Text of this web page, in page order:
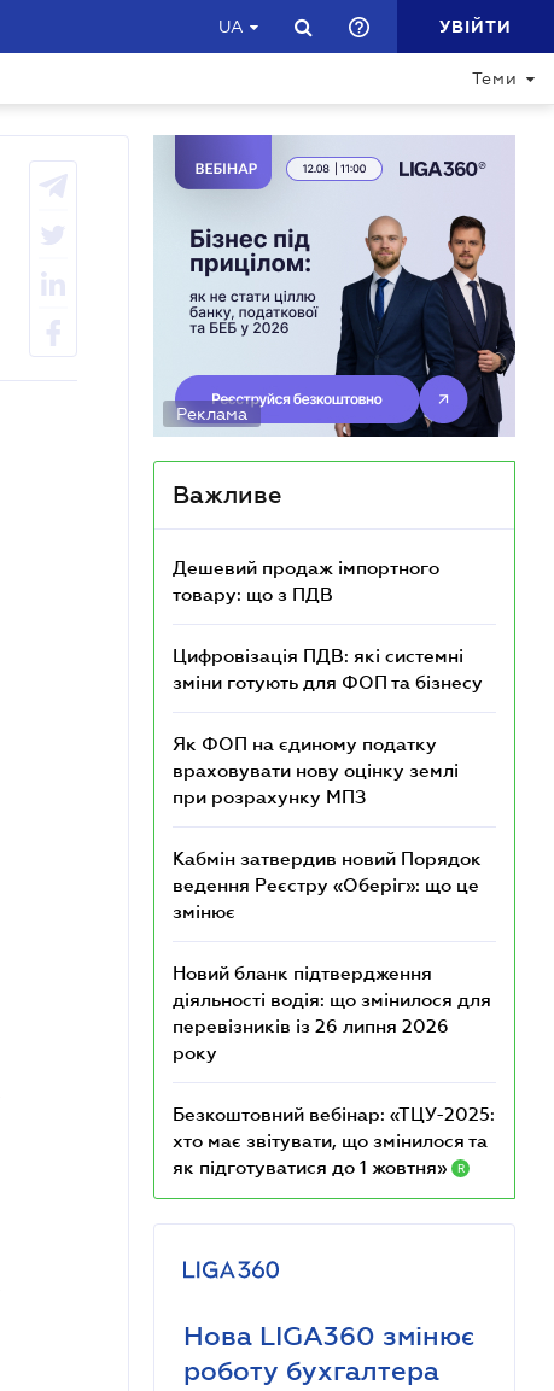
UA УВІЙТИ
Теми
Реклама
Важливе
Дешевий продаж імпортного
товару: що з ПДВ
Цифровізація ПДВ: які системні
зміни готують для ФОП та бізнесу
Як ФОП на єдиному податку
враховувати нову оцінку землі
при розрахунку МПЗ
Кабмін затвердив новий Порядок
ведення Реєстру «Оберіг»: що це
змінює
Новий бланк підтвердження
діяльності водія: що змінилося для
перевізників із 26 липня 2026
року
Безкоштовний вебінар: «ТЦУ-2025:
хто має звітувати, що змінилося та
як підготуватися до 1 жовтня»
R
Нова LIGA360 змінює
роботу бухгалтера